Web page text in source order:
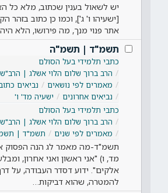
יש לשאול בענין שכתוב, מלא כל
[ישעיהו ו' ג'], וכמו כן כתוב בזהר
אתר פנוי מנך, מה פירושו, הלא
תשמ"ד | תשמ"ה
כתבי תלמידי בעל הסולם
הרב ברוך שלום הלוי אשלג | הרב"ש
מאמרים לפי נושאים
נביאים
נביאים אחרונים
ישעיה מד' ו'
כתבי תלמידי בעל הסולם
הרב ברוך שלום הלוי אשלג | הרב"ש
מאמרים לפי שנים
תשמ"ד |
תשמ"ד-מה מאמר לג הנה הפסוק
מד, ו) "אני ראשון ואני אחרון,
אלקים". ידוע דסדר העבודה, על
להמטרה, שהוא דביקות…